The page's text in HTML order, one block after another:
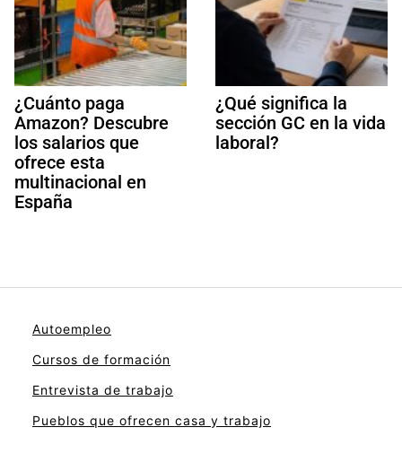
¿Cuánto paga
Amazon? Descubre
los salarios que
ofrece esta
multinacional en
España
¿Qué significa la
sección GC en la vida
laboral?
Autoempleo
Cursos de formación
Entrevista de trabajo
Pueblos que ofrecen casa y trabajo